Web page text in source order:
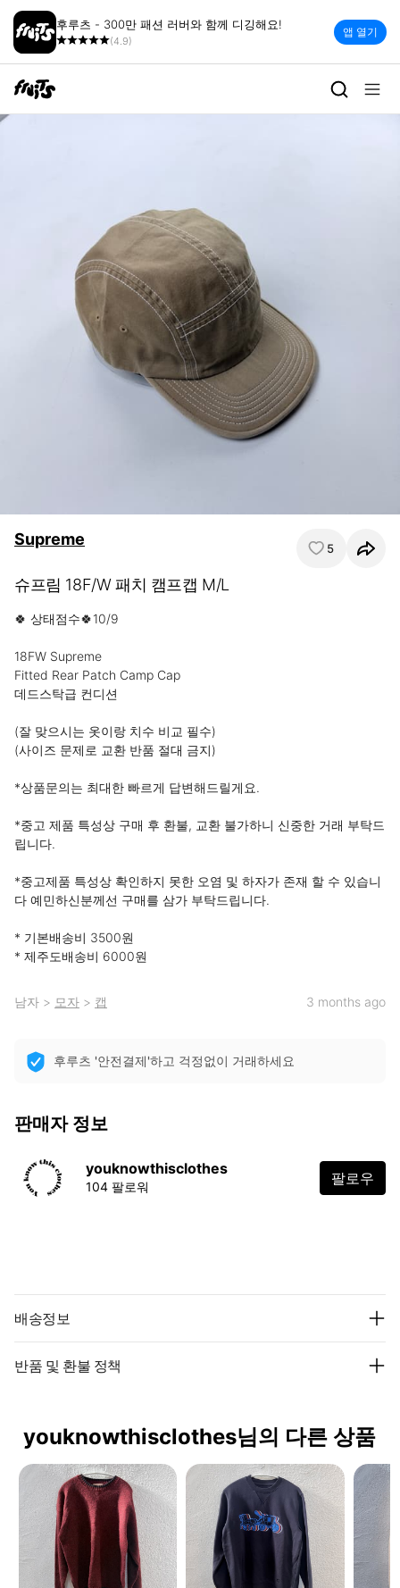
후루츠 - 300만 패션 러버와 함께 디깅해요!
(4.9)
앱 열기
Supreme 5
슈프림 18F/W 패치 캠프캡 M/L
🍀 상태점수🍀10/9
18FW Supreme
Fitted Rear Patch Camp Cap
데드스탁급 컨디션
(잘 맞으시는 옷이랑 치수 비교 필수)
(사이즈 문제로 교환 반품 절대 금지)
*상품문의는 최대한 빠르게 답변해드릴게요.
*중고 제품 특성상 구매 후 환불, 교환 불가하니 신중한 거래 부탁드
립니다.
*중고제품 특성상 확인하지 못한 오염 및 하자가 존재 할 수 있습니
다 예민하신분께선 구매를 삼가 부탁드립니다.
* 기본배송비 3500원
* 제주도배송비 6000원
남자 > 모자 > 캡 3 months ago
후루츠 '안전결제'하고 걱정없이 거래하세요
판매자 정보
youknowthisclothes
104 팔로워 팔로우
배송정보
반품 및 환불 정책
youknowthisclothes님의 다른 상품